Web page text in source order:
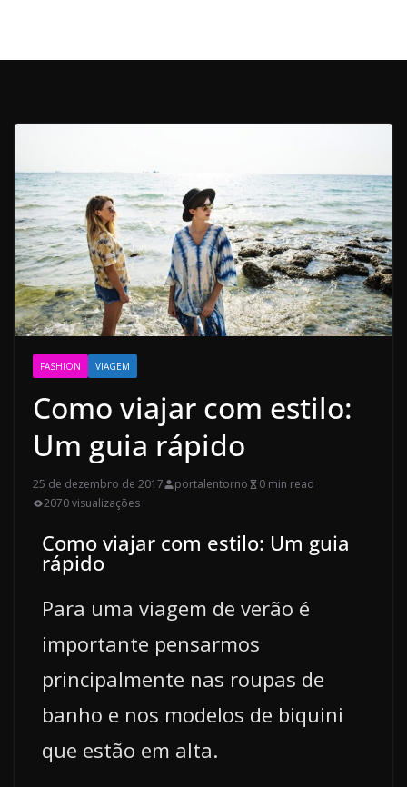
FASHION VIAGEM
Como viajar com estilo:
Um guia rápido
25 de dezembro de 2017 portalentorno
0 min read
2070 visualizações
Como viajar com estilo: Um guia
rápido
Para uma viagem de verão é
importante pensarmos
principalmente nas roupas de
banho e nos modelos de biquini
que estão em alta.